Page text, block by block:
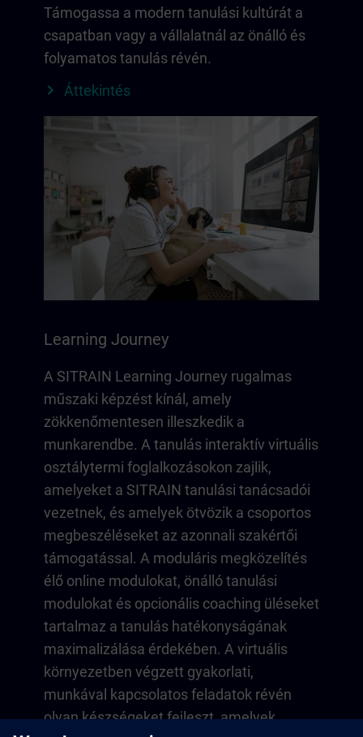
Támogassa a modern tanulási kultúrát a
csapatban vagy a vállalatnál az önálló és
folyamatos tanulás révén.
Áttekintés
Learning Journey
A SITRAIN Learning Journey rugalmas
műszaki képzést kínál, amely
zökkenőmentesen illeszkedik a
munkarendbe. A tanulás interaktív virtuális
osztálytermi foglalkozásokon zajlik,
amelyeket a SITRAIN tanulási tanácsadói
vezetnek, és amelyek ötvözik a csoportos
megbeszéléseket az azonnali szakértői
támogatással. A moduláris megközelítés
élő online modulokat, önálló tanulási
modulokat és opcionális coaching üléseket
tartalmaz a tanulás hatékonyságának
maximalizálása érdekében. A virtuális
környezetben végzett gyakorlati,
munkával kapcsolatos feladatok révén
olyan készségeket fejleszt, amelyek